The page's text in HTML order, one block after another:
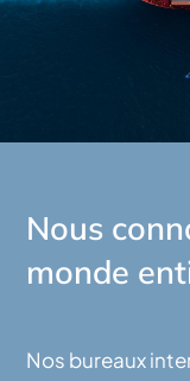
Nous
monde
Nos bureaux